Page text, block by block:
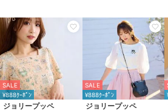
小さなころ、大好きなぬいぐるみを抱きし
いつでもいっしょにいたい、目の届くとこ
癒され、安心できる、かわいいお洋服を提案
ブランド ジョリープッペ
ショップ ローズティアラ
SALE
¥888ｸｰﾎﾟﾝ
ジョリープッペ
SALE
¥888ｸｰﾎﾟﾝ
ジョリープッペ